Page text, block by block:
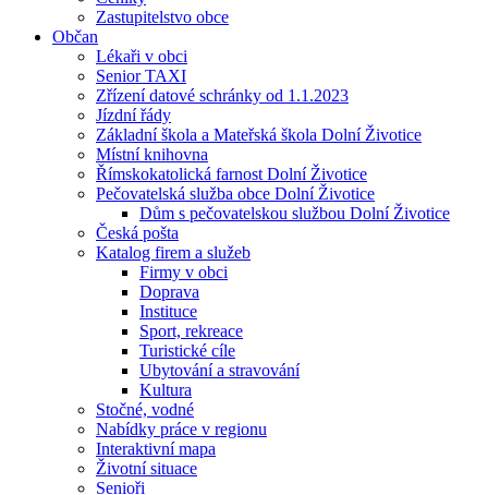
Zastupitelstvo obce
Občan
Lékaři v obci
Senior TAXI
Zřízení datové schránky od 1.1.2023
Jízdní řády
Základní škola a Mateřská škola Dolní Životice
Místní knihovna
Římskokatolická farnost Dolní Životice
Pečovatelská služba obce Dolní Životice
Dům s pečovatelskou službou Dolní Životice
Česká pošta
Katalog firem a služeb
Firmy v obci
Doprava
Instituce
Sport, rekreace
Turistické cíle
Ubytování a stravování
Kultura
Stočné, vodné
Nabídky práce v regionu
Interaktivní mapa
Životní situace
Senioři